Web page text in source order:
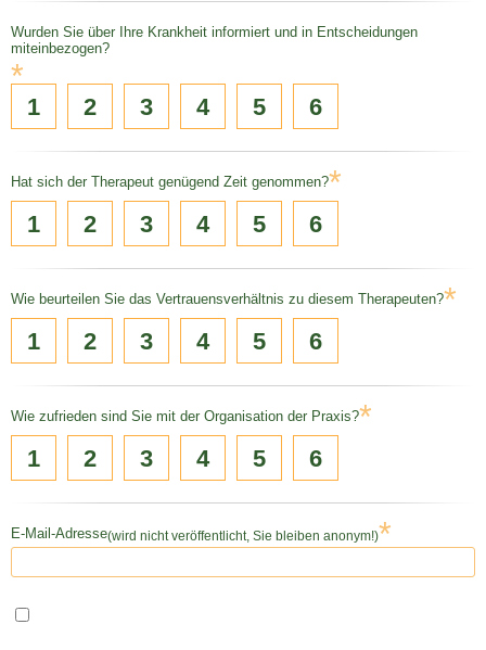
Wurden Sie über Ihre Krankheit informiert und in Entscheidungen
miteinbezogen?
*
1 2 3 4 5 6
Hat sich der Therapeut genügend Zeit genommen?*
1 2 3 4 5 6
Wie beurteilen Sie das Vertrauensverhältnis zu diesem Therapeuten?*
1 2 3 4 5 6
Wie zufrieden sind Sie mit der Organisation der Praxis?*
1 2 3 4 5 6
E-Mail-Adresse(wird nicht veröffentlicht, Sie bleiben anonym!)*